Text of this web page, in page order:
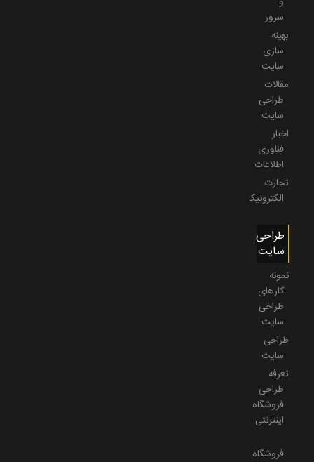
سرور
بهینه
سازی
سایت
مقالات
طراحی
سایت
اخبار
فناوری
اطلاعات
تجارت
الکترونیک
طراحی
سایت
نمونه
کارهای
طراحی
سایت
طراحی
سایت
تعرفه
طراحی
فروشگاه
اینترنتی
فروشگاه